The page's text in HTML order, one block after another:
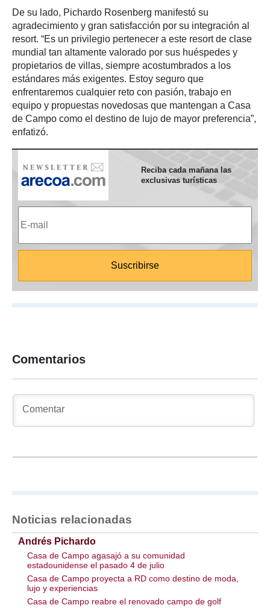
De su lado, Pichardo Rosenberg manifestó su
agradecimiento y gran satisfacción por su integración al
resort. “Es un privilegio pertenecer a este resort de clase
mundial tan altamente valorado por sus huéspedes y
propietarios de villas, siempre acostumbrados a los
estándares más exigentes. Estoy seguro que
enfrentaremos cualquier reto con pasión, trabajo en
equipo y propuestas novedosas que mantengan a Casa
de Campo como el destino de lujo de mayor preferencia”,
enfatizó.
Reciba cada mañana las
exclusivas turísticas
Comentarios
Noticias relacionadas
Andrés Pichardo
Casa de Campo agasajó a su comunidad
estadounidense el pasado 4 de julio
Casa de Campo proyecta a RD como destino de moda,
lujo y experiencias
Casa de Campo reabre el renovado campo de golf